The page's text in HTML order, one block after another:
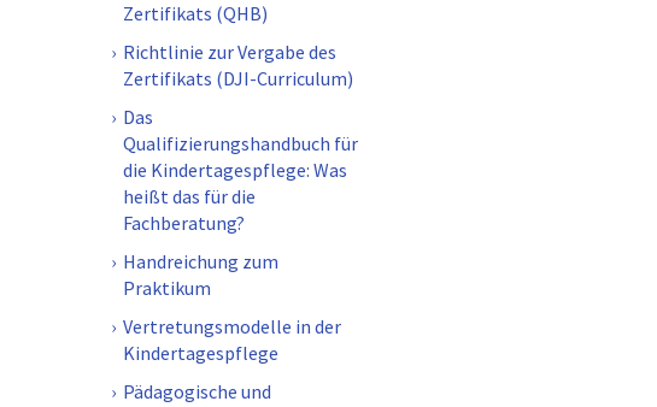
Zertifikats (QHB)
Richtlinie zur Vergabe des
Zertifikats (DJI-Curriculum)
Das
Qualifizierungshandbuch für
die Kindertagespflege: Was
heißt das für die
Fachberatung?
Handreichung zum
Praktikum
Vertretungsmodelle in der
Kindertagespflege
Pädagogische und